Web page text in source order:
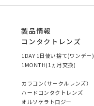
製品情報
コンタクトレンズ
1DAY 1日使い捨て(ワンデー)
1MONTH(1ヵ月交換)
カラコン（サークルレンズ）
ハードコンタクトレンズ
オルソケラトロジー